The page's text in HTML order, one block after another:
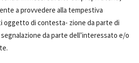
a provvedere alla tempestiva
oggetto di contesta- zione da parte di
da parte dell’interessato e/o